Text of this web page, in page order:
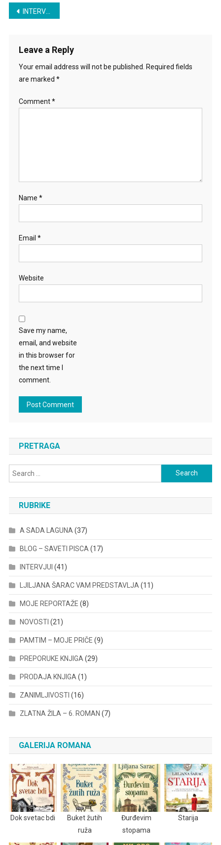
Post
INTERVJU – ALEKSANDRA MIHAJLOVIĆ
Leave a Reply
Your email address will not be published.
Required fields
are marked *
Comment*
Name *
Email *
Website
Save my name,
email, and website
in this browser for
the next time I
comment.
PRETRAGA
Search
for:
RUBRIKE
A SADA LAGUNA (37)
BLOG – SAVETI PISCA (17)
INTERVJUI (41)
LJILJANA ŠARAC VAM PREDSTAVLJA (11)
MOJE REPORTAŽE (8)
NOVOSTI (21)
PAMTIM – MOJE PRIČE (9)
PREPORUKE KNJIGA (29)
PRODAJA KNJIGA (1)
ZANIMLJIVOSTI (16)
ZLATNA ŽILA – 6. ROMAN (7)
GALERIJA ROMANA
Dok svetac bdi
Buket žutih
ruža
Đurđevim
stopama
Starija